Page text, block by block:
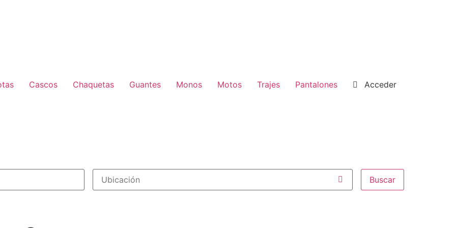
Cascos Chaquetas Guantes Monos Motos Trajes Pantalones Acceder
Buscar